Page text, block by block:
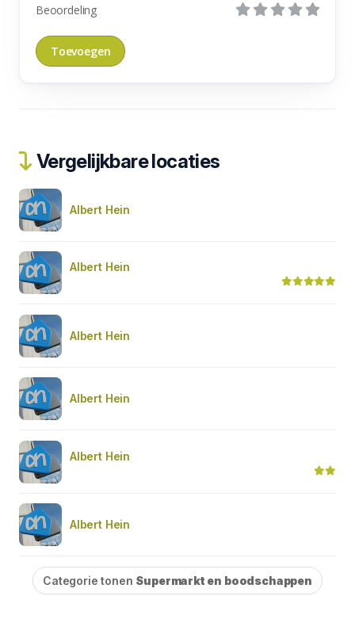
Beoordeling
Vergelijkbare locaties
Albert Hein
Albert Hein
Albert Hein
Albert Hein
Albert Hein
Albert Hein
Categorie tonen Supermarkt en boodschappen